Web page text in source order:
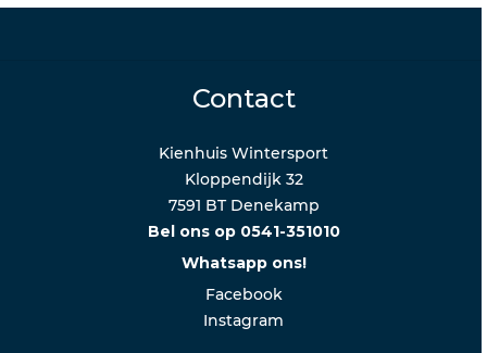
Contact
Kienhuis Wintersport
Kloppendijk 32
7591 BT Denekamp
Bel ons op 0541-351010
Whatsapp ons!
Facebook
Instagram